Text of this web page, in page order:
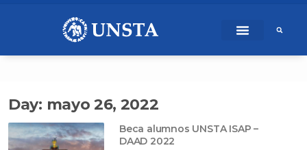
Day: mayo 26, 2022
Beca alumnos UNSTA ISAP –
DAAD 2022